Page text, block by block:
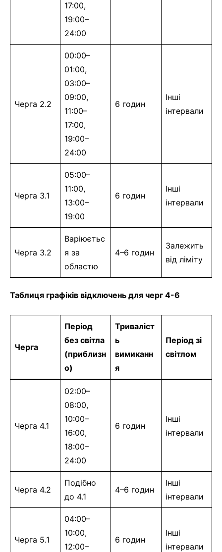
17:00,
19:00–
24:00
Черга 2.2
00:00–
01:00,
03:00–
09:00,
11:00–
17:00,
19:00–
24:00
6 годин
Інші
інтервали
Черга 3.1
05:00–
11:00,
13:00–
19:00
6 годин
Інші
інтервали
Черга 3.2
Варіюєтьс
я за
областю
4–6 годин
Залежить
від ліміту
Таблиця графіків відключень для черг 4-6
Черга
Період
без світла
(приблизн
о)
Триваліст
ь
вимиканн
я
Період зі
світлом
Черга 4.1
02:00–
08:00,
10:00–
16:00,
18:00–
24:00
6 годин
Інші
інтервали
Черга 4.2
Подібно
до 4.1
4–6 годин
Інші
інтервали
Черга 5.1
04:00–
10:00,
12:00–
6 годин
Інші
інтервали